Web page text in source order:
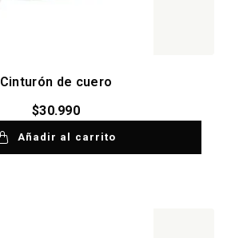
Cinturón de cuero
$30.990
Añadir al carrito